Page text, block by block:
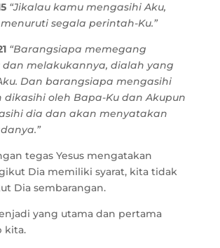
“Jikalau kamu mengasihi Aku,
segala perintah-Ku.”
“Barangsiapa memegang
melakukannya, dialah yang
Dan barangsiapa mengasihi
dikasihi oleh Bapa-Ku dan Akupun
dia dan akan menyatakan
tegas Yesus mengatakan
Dia memiliki syarat, kita tidak
Dia sembarangan.
yang utama dan pertama
kita.